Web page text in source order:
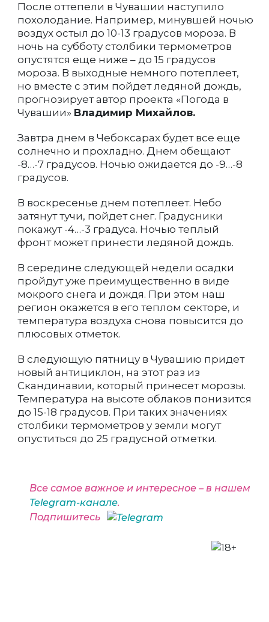
После оттепели в Чувашии наступило
похолодание. Например, минувшей ночью
воздух остыл до 10-13 градусов мороза. В
ночь на субботу столбики термометров
опустятся еще ниже – до 15 градусов
мороза. В выходные немного потеплеет,
но вместе с этим пойдет ледяной дождь,
прогнозирует автор проекта «Погода в
Чувашии» Владимир Михайлов.
Завтра днем в Чебоксарах будет все еще
солнечно и прохладно. Днем обещают
-8…-7 градусов. Ночью ожидается до -9…-8
градусов.
В воскресенье днем потеплеет. Небо
затянут тучи, пойдет снег. Градусники
покажут -4…-3 градуса. Ночью теплый
фронт может принести ледяной дождь.
В середине следующей недели осадки
пройдут уже преимущественно в виде
мокрого снега и дождя. При этом наш
регион окажется в его теплом секторе, и
температура воздуха снова повысится до
плюсовых отметок.
В следующую пятницу в Чувашию придет
новый антициклон, на этот раз из
Скандинавии, который принесет морозы.
Температура на высоте облаков понизится
до 15-18 градусов. При таких значениях
столбики термометров у земли могут
опуститься до 25 градусной отметки.
Все самое важное и интересное – в нашем
Telegram-канале.
Подпишитесь